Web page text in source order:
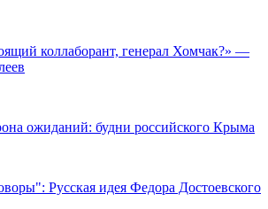
коллаборант, генерал Хомчак?» —
ожиданий: будни российского Крыма
Русская идея Федора Достоевского